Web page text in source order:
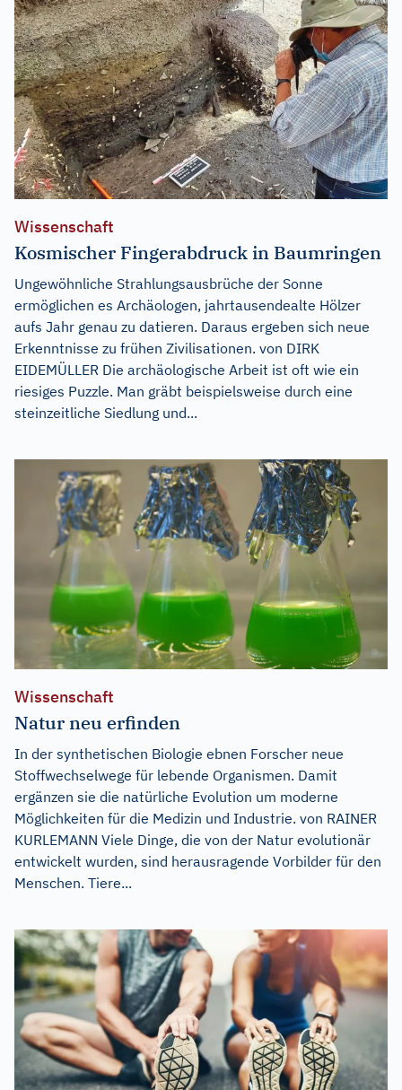
Wissenschaft
Kosmischer Fingerabdruck in Baumringen
Ungewöhnliche Strahlungsausbrüche der Sonne
ermöglichen es Archäologen, jahrtausendealte Hölzer
aufs Jahr genau zu datieren. Daraus ergeben sich neue
Erkenntnisse zu frühen Zivilisationen. von DIRK
EIDEMÜLLER Die archäologische Arbeit ist oft wie ein
riesiges Puzzle. Man gräbt beispielsweise durch eine
steinzeitliche Siedlung und...
Wissenschaft
Natur neu erfinden
In der synthetischen Biologie ebnen Forscher neue
Stoffwechselwege für lebende Organismen. Damit
ergänzen sie die natürliche Evolution um moderne
Möglichkeiten für die Medizin und Industrie. von RAINER
KURLEMANN Viele Dinge, die von der Natur evolutionär
entwickelt wurden, sind herausragende Vorbilder für den
Menschen. Tiere...